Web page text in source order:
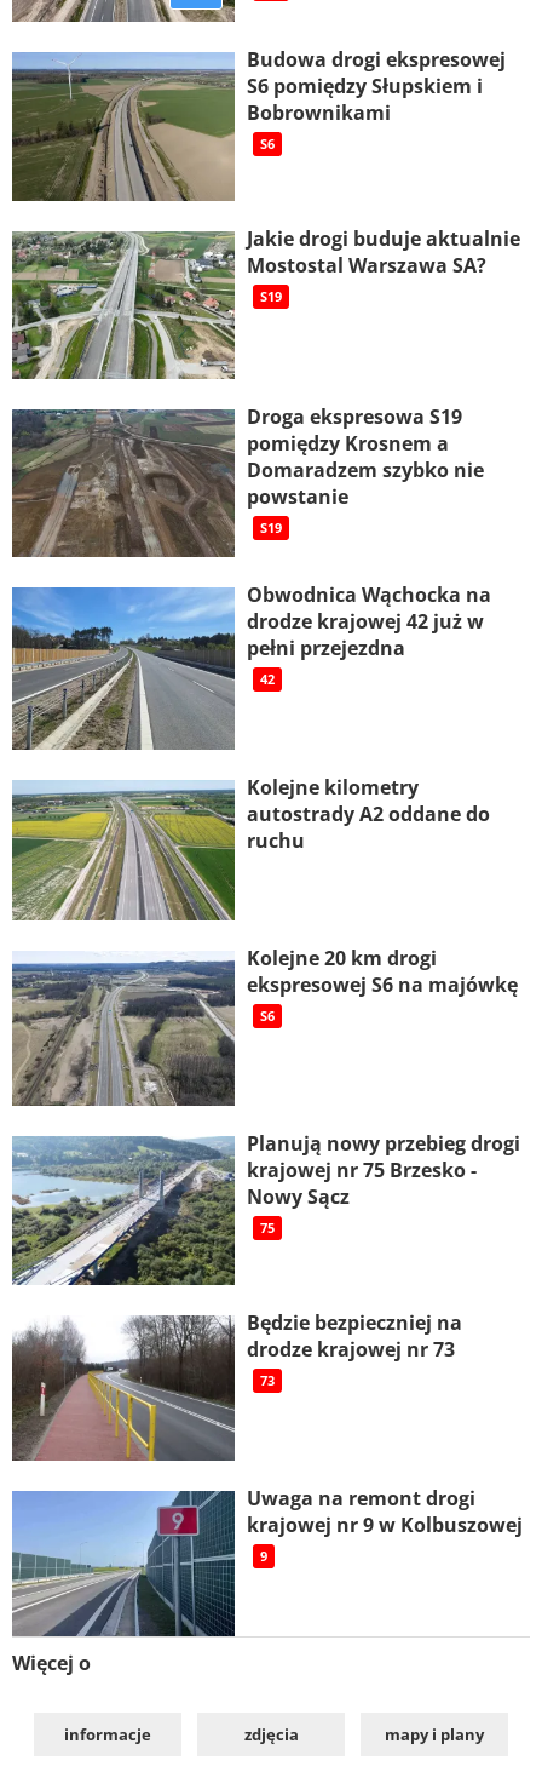
Budowa drogi ekspresowej
S6 pomiędzy Słupskiem i
Bobrownikami
S6
Jakie drogi buduje aktualnie
Mostostal Warszawa SA?
S19
Droga ekspresowa S19
pomiędzy Krosnem a
Domaradzem szybko nie
powstanie
S19
Obwodnica Wąchocka na
drodze krajowej 42 już w
pełni przejezdna
42
Kolejne kilometry
autostrady A2 oddane do
ruchu
Kolejne 20 km drogi
ekspresowej S6 na majówkę
S6
Planują nowy przebieg drogi
krajowej nr 75 Brzesko -
Nowy Sącz
75
Będzie bezpieczniej na
drodze krajowej nr 73
73
Uwaga na remont drogi
krajowej nr 9 w Kolbuszowej
9
Więcej o
informacje zdjęcia mapy i plany